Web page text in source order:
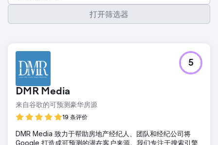
打开筛选器
DMR Media
来自谷歌的可预测豪华房源
19 条评价
5
DMR Media 致力于帮助房地产经纪人、团队和经纪公司将
Google 打造成可预测的潜在客户来源。我们专注于搜索引擎